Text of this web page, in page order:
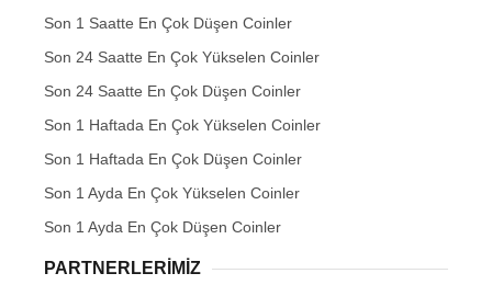
Son 1 Saatte En Çok Düşen Coinler
Son 24 Saatte En Çok Yükselen Coinler
Son 24 Saatte En Çok Düşen Coinler
Son 1 Haftada En Çok Yükselen Coinler
Son 1 Haftada En Çok Düşen Coinler
Son 1 Ayda En Çok Yükselen Coinler
Son 1 Ayda En Çok Düşen Coinler
PARTNERLERIMIZ